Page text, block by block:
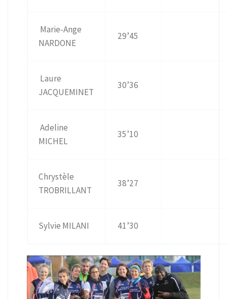
Marie-Ange
NARDONE
29’45
Laure
JACQUEMINET
30’36
Adeline
MICHEL
35’10
Chrystèle
TROBRILLANT
38’27
Sylvie MILANI 41’30